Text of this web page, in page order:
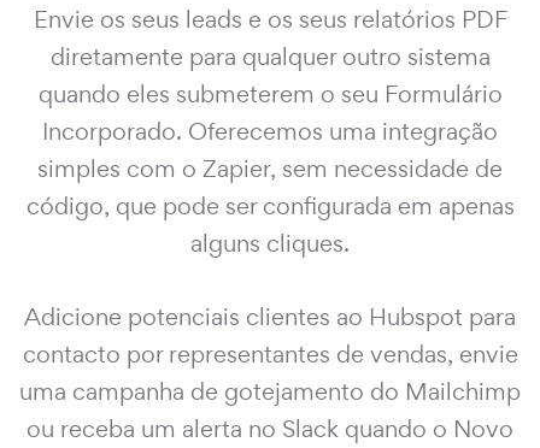
Envie os seus leads e os seus relatórios PDF
diretamente para qualquer outro sistema
quando eles submeterem o seu Formulário
Incorporado. Oferecemos uma integração
simples com o Zapier, sem necessidade de
código, que pode ser configurada em apenas
alguns cliques.
Adicione potenciais clientes ao Hubspot para
contacto por representantes de vendas, envie
uma campanha de gotejamento do Mailchimp
ou receba um alerta no Slack quando o Novo